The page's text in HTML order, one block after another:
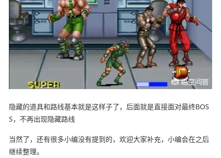
隐藏的道具和路线基本就是这样子了，后面就是直接面对最终BOS
S，不再出现隐藏路线
当然了，还有很多小编没有提到的，欢迎大家补充，小编会在之后
继续整理。